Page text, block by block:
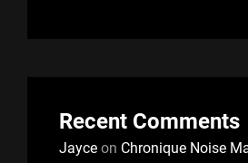
Recent Comments
Jayce on Chronique Noise